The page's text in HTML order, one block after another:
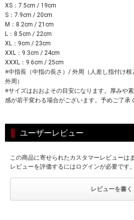
XS：7.5cm / 19cm
S：7.9cm / 20cm
M：8.2cm / 21cm
L：8.5cm / 22cm
XL：9cm / 23cm
XXL：9.3cm / 24cm
XXXL：9.6cm / 25cm
※中指長（中指の長さ）/ 外周（人差し指付け
外周）
※サイズはおおよその目安になります。厚みや
感が若干変わる場合がございます。予めご了承
ユーザーレビュー
この商品に寄せられたカスタマーレビューは
レビューを評価するにはログインが必要です。
レビューを書く